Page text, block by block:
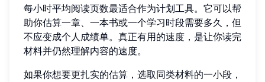
每小时平均阅读页数最适合作为计划工具。它可以帮
助你估算一章、一本书或一个学习时段需要多久，但
不应变成个人成绩单。真正有用的速度，是让你读完
材料并仍然理解内容的速度。
如果你想要更扎实的估算，选取同类材料的一小段，